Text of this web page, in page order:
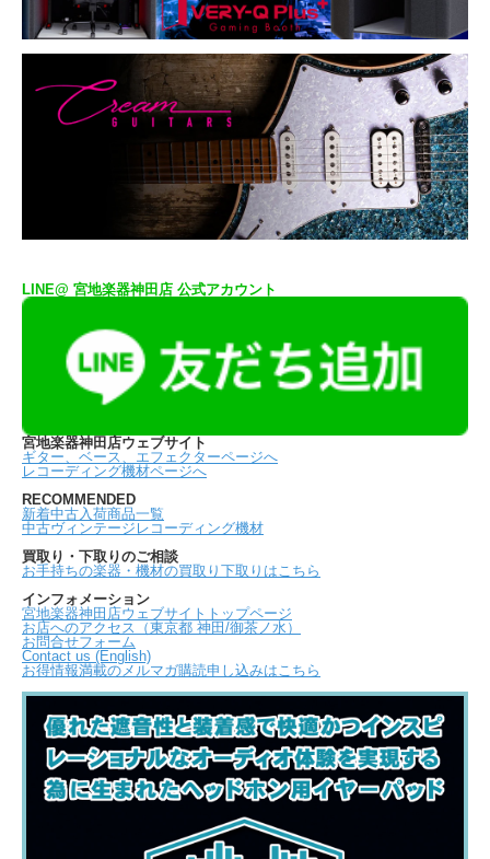
LINE@ 宮地楽器神田店 公式アカウント
宮地楽器神田店ウェブサイト
ギター、ベース、エフェクターページへ
レコーディング機材ページへ
RECOMMENDED
新着中古入荷商品一覧
中古ヴィンテージレコーディング機材
買取り・下取りのご相談
お手持ちの楽器・機材の買取り下取りはこちら
インフォメーション
宮地楽器神田店ウェブサイトトップページ
お店へのアクセス（東京都 神田/御茶ノ水）
お問合せフォーム
Contact us (English)
お得情報満載のメルマガ購読申し込みはこちら